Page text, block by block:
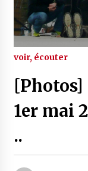
voir, écouter
1er mai
..